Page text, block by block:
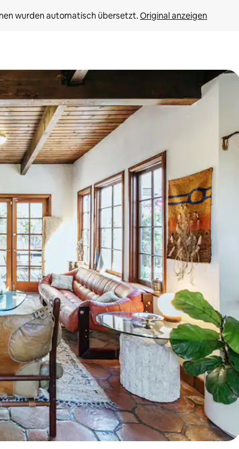
wurden automatisch übersetzt. Original anzeigen
und unten oder erkunde die Ergebnisse durch Berühren